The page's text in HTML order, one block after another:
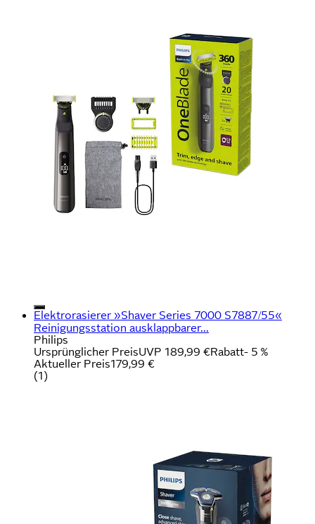
Elektrorasierer »Shaver Series 7000 S7887/55«
Reinigungsstation ausklappbarer...
Philips
Ursprünglicher PreisUVP 189,99 €Rabatt- 5 %
Aktueller Preis179,99 €
(1)